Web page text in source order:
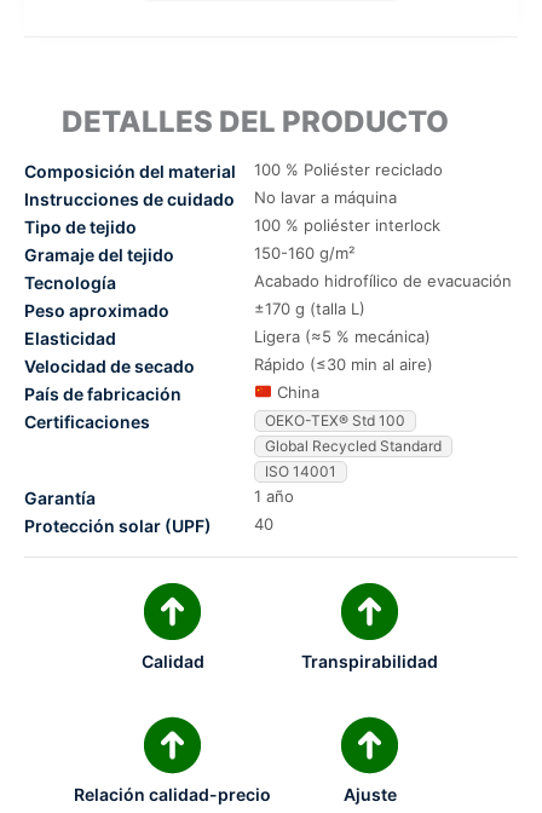
DETALLES DEL PRODUCTO
Composición del material 100 % Poliéster reciclado
Instrucciones de cuidado No lavar a máquina
Tipo de tejido 100 % poliéster interlock
Gramaje del tejido 150-160 g/m²
Tecnología Acabado hidrofílico de evacuación
Peso aproximado ±170 g (talla L)
Elasticidad Ligera (≈5 % mecánica)
Velocidad de secado Rápido (≤30 min al aire)
País de fabricación China
Certificaciones
OEKO-TEX® Std 100
Global Recycled Standard
ISO 14001
Garantía 1 año
Protección solar (UPF) 40
Calidad Transpirabilidad
Relación calidad-precio Ajuste